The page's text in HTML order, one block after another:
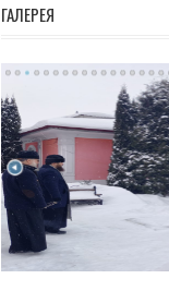
ГАЛЕРЕЯ